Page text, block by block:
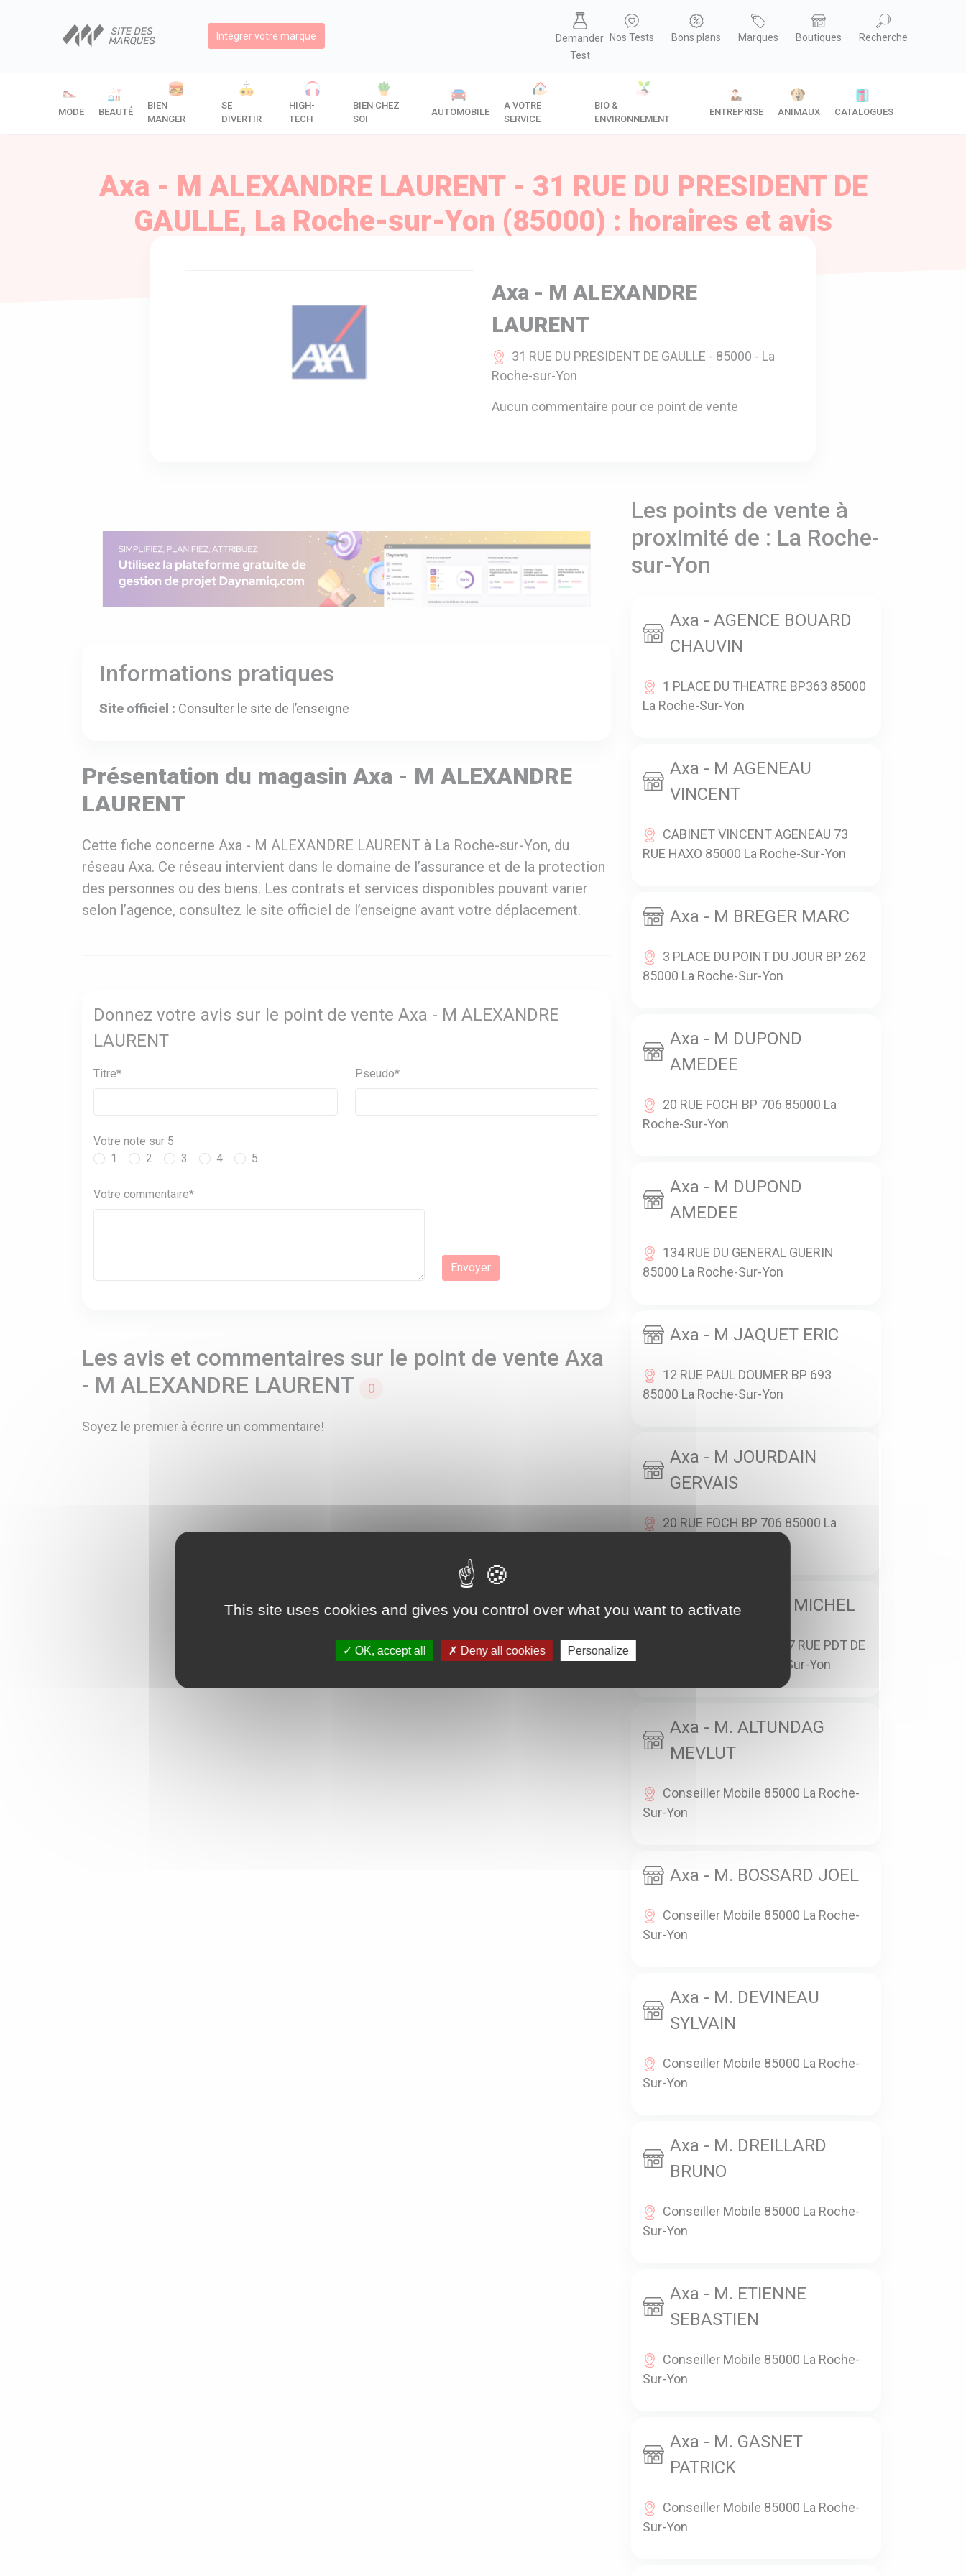
Intégrer votre marque
Demander
Test
Nos Tests Bons plans Marques Boutiques Recherche
MODE BEAUTÉ
BIEN
MANGER
SE
DIVERTIR
HIGH-
TECH
BIEN CHEZ
SOI
AUTOMOBILE
A VOTRE
SERVICE
BIO &
ENVIRONNEMENT
ENTREPRISE ANIMAUX CATALOGUES
Axa - M ALEXANDRE LAURENT - 31 RUE DU PRESIDENT DE
GAULLE, La Roche-sur-Yon (85000) : horaires et avis
Axa - M ALEXANDRE
LAURENT
31 RUE DU PRESIDENT DE GAULLE - 85000 - La
Roche-sur-Yon
Aucun commentaire pour ce point de vente
Informations pratiques
Site officiel : Consulter le site de l’enseigne
Présentation du magasin Axa - M ALEXANDRE
LAURENT
Cette fiche concerne Axa - M ALEXANDRE LAURENT à La Roche-sur-Yon, du
réseau Axa. Ce réseau intervient dans le domaine de l’assurance et de la protection
des personnes ou des biens. Les contrats et services disponibles pouvant varier
selon l’agence, consultez le site officiel de l’enseigne avant votre déplacement.
Donnez votre avis sur le point de vente Axa - M ALEXANDRE
LAURENT
Titre* Pseudo*
Votre note sur 5
1
2 3 4 5
Votre commentaire*
Les avis et commentaires sur le point de vente Axa
- M ALEXANDRE LAURENT
0
Soyez le premier à écrire un commentaire!
Les points de vente à
proximité de : La Roche-
sur-Yon
Axa - AGENCE BOUARD
CHAUVIN
1 PLACE DU THEATRE BP363 85000
La Roche-Sur-Yon
Axa - M AGENEAU
VINCENT
CABINET VINCENT AGENEAU 73
RUE HAXO 85000 La Roche-Sur-Yon
Axa - M BREGER MARC
3 PLACE DU POINT DU JOUR BP 262
85000 La Roche-Sur-Yon
Axa - M DUPOND
AMEDEE
20 RUE FOCH BP 706 85000 La
Roche-Sur-Yon
Axa - M DUPOND
AMEDEE
134 RUE DU GENERAL GUERIN
85000 La Roche-Sur-Yon
Axa - M JAQUET ERIC
12 RUE PAUL DOUMER BP 693
85000 La Roche-Sur-Yon
Axa - M JOURDAIN
GERVAIS
20 RUE FOCH BP 706 85000 La
Axa - M RAVON MICHEL
ANGLE BD D ITALIE 107 RUE PDT DE
GAULLE 85000 La Roche-Sur-Yon
Axa - M. ALTUNDAG
MEVLUT
Conseiller Mobile 85000 La Roche-
Sur-Yon
Axa - M. BOSSARD JOEL
Conseiller Mobile 85000 La Roche-
Sur-Yon
Axa - M. DEVINEAU
SYLVAIN
Conseiller Mobile 85000 La Roche-
Sur-Yon
Axa - M. DREILLARD
BRUNO
Conseiller Mobile 85000 La Roche-
Sur-Yon
Axa - M. ETIENNE
SEBASTIEN
Conseiller Mobile 85000 La Roche-
Sur-Yon
Axa - M. GASNET
PATRICK
Conseiller Mobile 85000 La Roche-
Sur-Yon
This site uses cookies and gives you control over what you want to activate
OK, accept all Deny all cookies Personalize